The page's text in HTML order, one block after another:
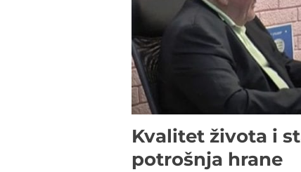
Kvalitet života i
potrošnja hrane